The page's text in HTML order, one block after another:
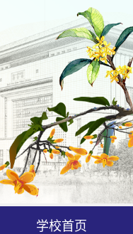
学校首页